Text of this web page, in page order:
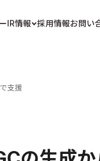
IR情報 採用情報お問い
支援